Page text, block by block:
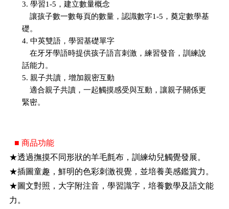
3. 學習1-5，建立數量概念
讓孩子數一數每頁的數量，認識數字1-5，奠定數學基
礎。
4. 中英雙語，學習基礎單字
在牙牙學語時提供孩子語言刺激，練習發音，訓練說
話能力。
5. 親子共讀，增加親密互動
適合親子共讀，一起觸摸感受與互動，讓親子關係更
緊密。
■ 商品功能
★透過撫摸不同形狀的羊毛氈布，訓練幼兒觸覺發展。
★插圖童趣，鮮明的色彩刺激視覺，並培養美感鑑賞力。
★圖文對照，大字附注音，學習識字，培養數學及語文能
力。